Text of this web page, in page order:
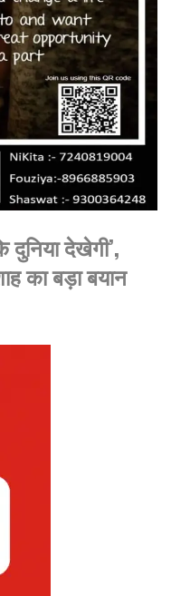
दुनिया देखेगी’,
का बड़ा बयान